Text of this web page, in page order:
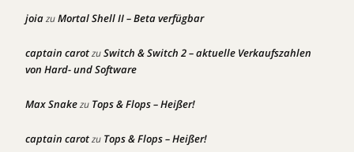
joiazuMortal Shell II – Beta verfügbar
captain carotzuSwitch & Switch 2 – aktuelle Verkaufszahlen
von Hard- und Software
Max Snakezu Tops & Flops – Heißer!
captain carotzu Tops & Flops – Heißer!